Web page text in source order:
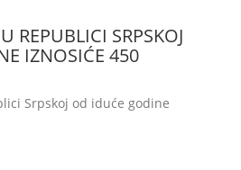
REPUBLICI SRPSKOJ
IZNOSIĆE 450
Srpskoj od iduće godine